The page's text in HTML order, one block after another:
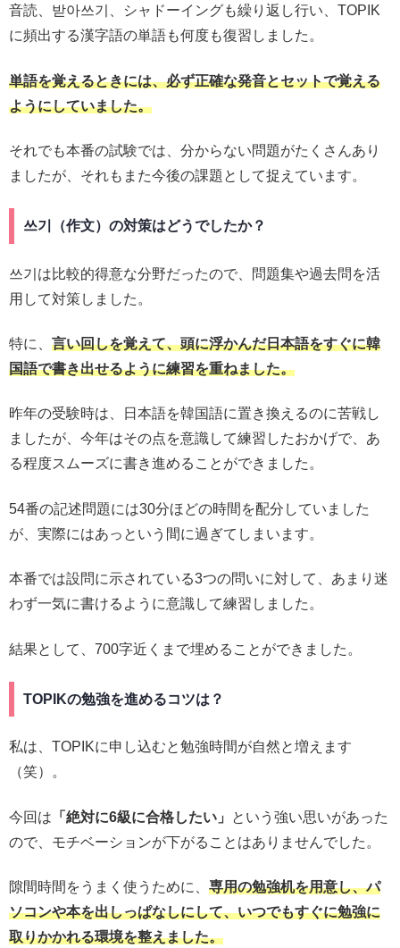
音読、받아쓰기、シャドーイングも繰り返し行い、TOPIK
に頻出する漢字語の単語も何度も復習しました。
単語を覚えるときには、必ず正確な発音とセットで覚える
ようにしていました。
それでも本番の試験では、分からない問題がたくさんあり
ましたが、それもまた今後の課題として捉えています。
쓰기（作文）の対策はどうでしたか？
쓰기は比較的得意な分野だったので、問題集や過去問を活
用して対策しました。
特に、 言い回しを覚えて、頭に浮かんだ日本語をすぐに韓
国語で書き出せるように練習を重ねました。
昨年の受験時は、日本語を韓国語に置き換えるのに苦戦し
ましたが、今年はその点を意識して練習したおかげで、あ
る程度スムーズに書き進めることができました。
54番の記述問題には30分ほどの時間を配分していました
が、実際にはあっという間に過ぎてしまいます。
本番では設問に示されている3つの問いに対して、あまり迷
わず一気に書けるように意識して練習しました。
結果として、700字近くまで埋めることができました。
TOPIKの勉強を進めるコツは？
私は、TOPIKに申し込むと勉強時間が自然と増えます
（笑）。
今回は 「絶対に6級に合格したい」
という強い思いがあった
ので、モチベーションが下がることはありませんでした。
隙間時間をうまく使うために、 専用の勉強机を用意し、パ
ソコンや本を出しっぱなしにして、いつでもすぐに勉強に
取りかかれる環境を整えました。